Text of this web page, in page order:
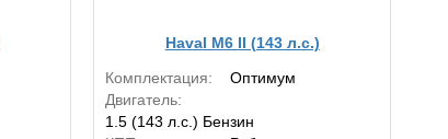
Haval M6 II (143 л.с.)
Комплектация:
Оптимум
Двигатель:
1.5 (143 л.с.) Бензин